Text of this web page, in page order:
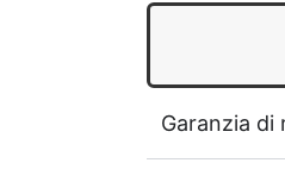
Garanzia di